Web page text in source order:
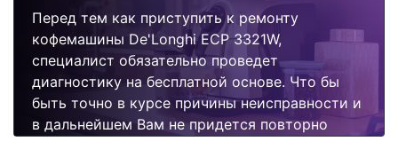
Перед тем как приступить к ремонту
кофемашины De'Longhi ECP 3321W,
специалист обязательно проведет
диагностику на бесплатной основе. Что бы
быть точно в курсе причины неисправности и
в дальнейшем Вам не придется повторно